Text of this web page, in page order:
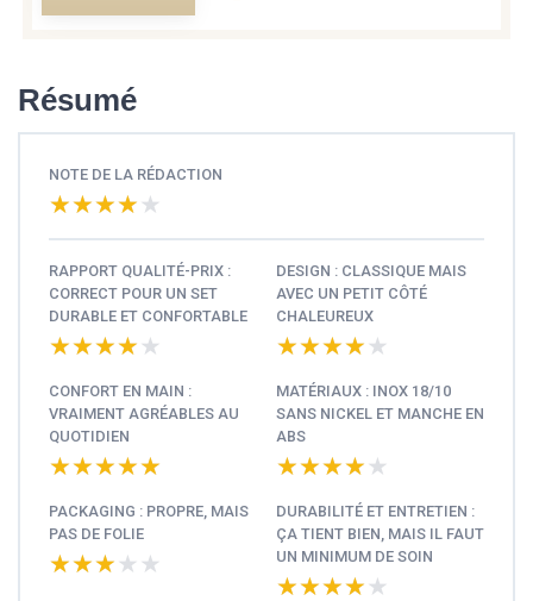
Résumé
NOTE DE LA RÉDACTION
★★★★★
★★★★★
RAPPORT QUALITÉ-PRIX :
CORRECT POUR UN SET
DURABLE ET CONFORTABLE
★★★★★
★★★★★
DESIGN : CLASSIQUE MAIS
AVEC UN PETIT CÔTÉ
CHALEUREUX
★★★★★
★★★★★
CONFORT EN MAIN :
VRAIMENT AGRÉABLES AU
QUOTIDIEN
★★★★★
★★★★★
MATÉRIAUX : INOX 18/10
SANS NICKEL ET MANCHE EN
ABS
★★★★★
★★★★★
PACKAGING : PROPRE, MAIS
PAS DE FOLIE
★★★★★
★★★★★
DURABILITÉ ET ENTRETIEN :
ÇA TIENT BIEN, MAIS IL FAUT
UN MINIMUM DE SOIN
★★★★★
★★★★★